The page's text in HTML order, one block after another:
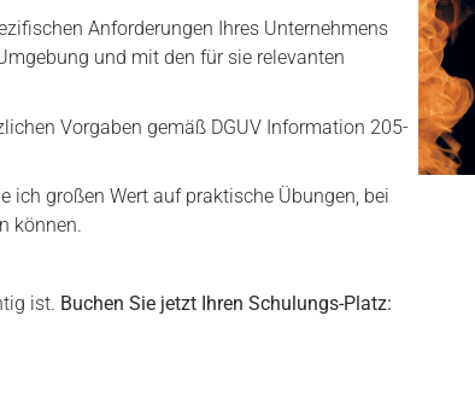
Anforderungen Ihres Unternehmens
und mit den für sie relevanten
Vorgaben gemäß DGUV Information 205-
ich großen Wert auf praktische Übungen, bei
können.
ist. Buchen Sie jetzt Ihren Schulungs-Platz: